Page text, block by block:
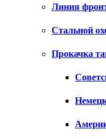
Линия
Стальной
Прокачка